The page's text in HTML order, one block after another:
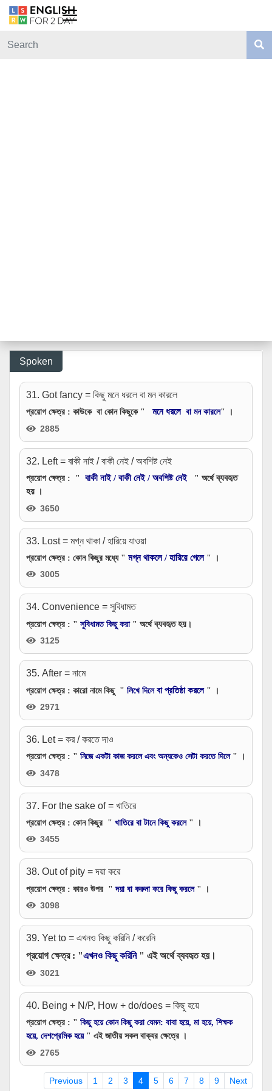
Spoken
31. Got fancy = কিছু মনে ধরলে বা মন কারলে
প্রয়োগ ক্ষেত্র : কাউকে বা কোন কিছুকে " মনে ধরলে বা মন কারলে" ।
2885
32. Left = বাকী নাই / বাকী নেই / অবশিষ্ট নেই
প্রয়োগ ক্ষেত্র : " বাকী নাই / বাকী নেই / অবশিষ্ট নেই " অর্থেব্যবহৃত
হয়।
3650
33. Lost = মগ্ন থাকা / হারিয়ে যাওয়া
প্রয়োগ ক্ষেত্র : কোন কিছুর মধ্যে " মগ্ন থাকলে / হারিয়ে গেলে " ।
3005
34. Convenience = সুবিধামত
প্রয়োগ ক্ষেত্র : " সুবিধামত কিছু করা" অর্থেব্যবহৃত হয়।
3125
35. After = নামে
প্রয়োগ ক্ষেত্র : কারো নামে কিছু " লিখে দিলেবা প্রতিষ্ঠা করলে " ।
2971
36. Let = কর / করতে দাও
প্রয়োগ ক্ষেত্র : " নিজে একটা কাজ করলে এবং অন্যকেও সেটা করতে দিলে " ।
3478
37. For the sake of = খাতিরে
প্রয়োগ ক্ষেত্র : কোন কিছুর " খাতিরে বা টানে কিছু করলে " ।
3455
38. Out of pity = দয়া করে
প্রয়োগ ক্ষেত্র : কারও উপর "দয়া বা করুনা করে কিছু করলে " ।
3098
39. Yet to = এখনও কিছু করিনি / করেনি
প্রয়োগ ক্ষেত্র: "এখনও কিছু করিনি " এই অর্থে ব্যবহৃত হয়।
3021
40. Being + N/P, How + do/does = কিছু হয়ে
প্রয়োগ ক্ষেত্র : " কিছু হয়ে কোন কিছু করা যেমন: বাবা হয়ে, মা হয়ে, শিক্ষক
হয়ে, দেশপ্রেমিক হয়ে " এই জাতীয় সকল বাক্যর ক্ষেত্রে ।
2765
Previous 1 2 3 4 5 6 7 8 9 Next